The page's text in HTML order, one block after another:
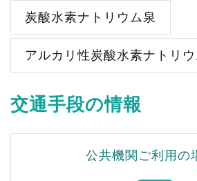
炭酸水素ナトリウム泉
アルカリ性炭酸水素ナトリウ
交通手段の情報
公共機関ご利用の